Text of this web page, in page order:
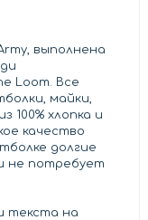
выполнена
Loom. Все
майки,
100% хлопка и
качество
долгие
не потребует
текста на